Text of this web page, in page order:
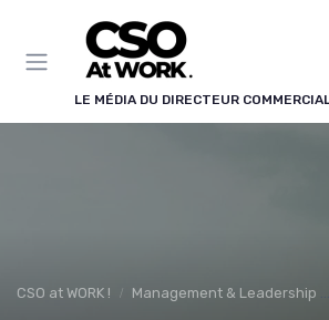
LE MÉDIA DU DIRECTEUR
CSO at WORK ! Management & Leadership Commercial